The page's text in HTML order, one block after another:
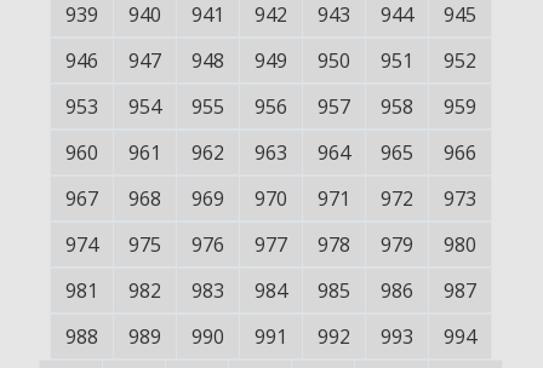
939
940 941 942 943 944
945
946
947 948 949 950 951
952
953
954 955 956 957 958
959
960
961 962 963 964 965
966
967
968 969 970 971 972
973
974
975 976 977 978 979
980
981
982 983 984 985 986
987
988
989 990 991 992 993
994